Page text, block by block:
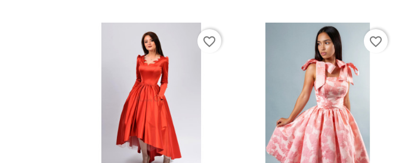
favorite_border favorite_border